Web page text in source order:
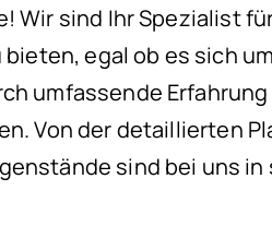
Wir sind Ihr Spezialist
egal ob es sich
umfassende
Von der detaillierten
sind bei uns in